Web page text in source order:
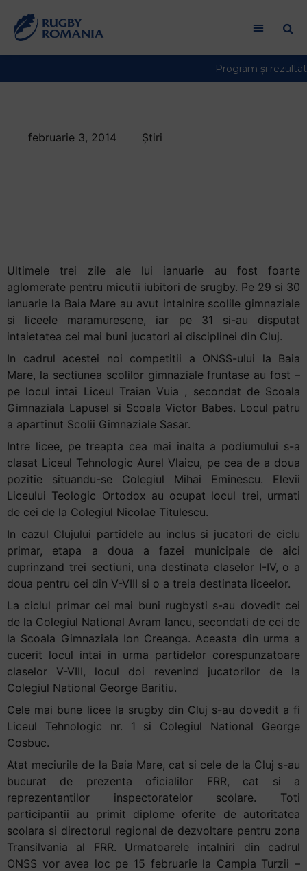
venit
cititorul
All
in
One
Accessibility,
apăsați
„Ctrl
Această
comandă
activează
cititorul
de
ecran
pentru
vă
ajuta
să
navigați
să
interacționați
cu
conținutul.
februarie 3, 2014 Știri
Ultimele trei zile ale lui ianuarie au fost foarte
aglomerate pentru micutii iubitori de srugby. Pe 29 si 30
ianuarie la Baia Mare au avut intalnire scolile gimnaziale
si liceele maramuresene, iar pe 31 si-au disputat
intaietatea cei mai buni jucatori ai disciplinei din Cluj.
In cadrul acestei noi competitii a ONSS-ului la Baia
Mare, la sectiunea scolilor gimnaziale fruntase au fost –
pe locul intai Liceul Traian Vuia , secondat de Scoala
Gimnaziala Lapusel si Scoala Victor Babes. Locul patru
a apartinut Scolii Gimnaziale Sasar.
Intre licee, pe treapta cea mai inalta a podiumului s-a
clasat Liceul Tehnologic Aurel Vlaicu, pe cea de a doua
pozitie situandu-se Colegiul Mihai Eminescu. Elevii
Liceului Teologic Ortodox au ocupat locul trei, urmati
de cei de la Colegiul Nicolae Titulescu.
In cazul Clujului partidele au inclus si jucatori de ciclu
primar, etapa a doua a fazei municipale de aici
cuprinzand trei sectiuni, una destinata claselor I-IV, o a
doua pentru cei din V-VIII si o a treia destinata liceelor.
La ciclul primar cei mai buni rugbysti s-au dovedit cei
de la Colegiul National Avram Iancu, secondati de cei de
la Scoala Gimnaziala Ion Creanga. Aceasta din urma a
cucerit locul intai in urma partidelor corespunzatoare
claselor V-VIII, locul doi revenind jucatorilor de la
Colegiul National George Baritiu.
Cele mai bune licee la srugby din Cluj s-au dovedit a fi
Liceul Tehnologic nr. 1 si Colegiul National George
Cosbuc.
Atat meciurile de la Baia Mare, cat si cele de la Cluj s-au
bucurat de prezenta oficialilor FRR, cat si a
reprezentantilor inspectoratelor scolare. Toti
participantii au primit diplome oferite de autoritatea
scolara si directorul regional de dezvoltare pentru zona
Transilvania al FRR. Urmatoarele intalniri din cadrul
ONSS vor avea loc pe 15 februarie la Campia Turzii –